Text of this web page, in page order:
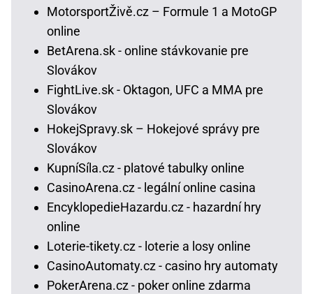
MotorsportŽivě.cz – Formule 1 a MotoGP
online
BetArena.sk - online stávkovanie pre
Slovákov
FightLive.sk - Oktagon, UFC a MMA pre
Slovákov
HokejSpravy.sk – Hokejové správy pre
Slovákov
KupníSíla.cz - platové tabulky online
CasinoArena.cz - legální online casina
EncyklopedieHazardu.cz - hazardní hry
online
Loterie-tikety.cz - loterie a losy online
CasinoAutomaty.cz - casino hry automaty
PokerArena.cz - poker online zdarma